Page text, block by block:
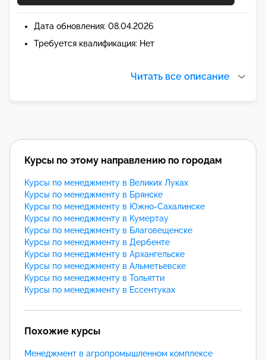
Дата обновления: 08.04.2026
Требуется квалификация: Нет
Читать все описание
Курсы по этому направлению по городам
Курсы по менеджменту в Великих Луках
Курсы по менеджменту в Брянске
Курсы по менеджменту в Южно-Сахалинске
Курсы по менеджменту в Кумертау
Курсы по менеджменту в Благовещенске
Курсы по менеджменту в Дербенте
Курсы по менеджменту в Архангельске
Курсы по менеджменту в Альметьевске
Курсы по менеджменту в Тольятти
Курсы по менеджменту в Ессентуках
Похожие курсы
Менеджмент в агропромышленном комплексе